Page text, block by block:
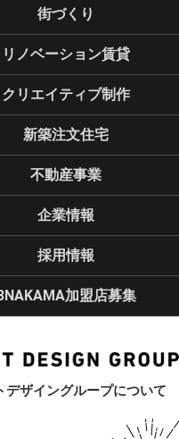
デザイングループについて
街づくり
リノベーション賃貸
クリエイティブ制作
新築注文住宅
不動産事業
企業情報
採用情報
加盟店募集